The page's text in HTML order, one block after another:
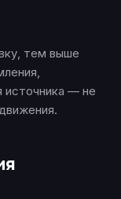
тем выше
источника — не